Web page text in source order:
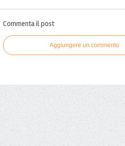
Commenta il post
Aggiungere un commento